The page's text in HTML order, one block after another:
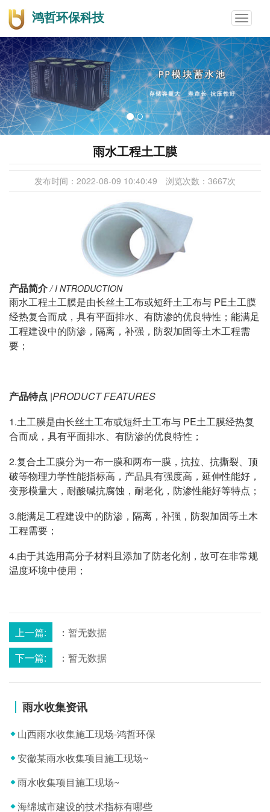
鸿哲环保科技
Toggle
雨水工程土工膜
发布时间： 2022-08-09 10:40:49 浏览次数： 3667次
产品简介 / I NTRODUCTION
雨水工程土工膜是由长丝土工布或短纤土工布与 PE土工膜
经热复合而成，具有平面排水、有防渗的优良特性；能满足
工程建设中的防渗，隔离，补强，防裂加固等土木工程需
要；
产品特点 |PRODUCT FEATURES
1.土工膜是由长丝土工布或短纤土工布与 PE土工膜经热复
合而成，具有平面排水、有防渗的优良特性；
2.复合土工膜分为一布一膜和两布一膜，抗拉、抗撕裂、顶
破等物理力学性能指标高，产品具有强度高，延伸性能好，
变形模量大，耐酸碱抗腐蚀，耐老化，防渗性能好等特点；
3.能满足工程建设中的防渗，隔离，补强，防裂加固等土木
工程需要；
4.由于其选用高分子材料且添加了防老化剂，故可在非常规
温度环境中使用；
上一篇: ： 暂无数据
下一篇:
： 暂无数据
雨水收集资讯
山西雨水收集施工现场-鸿哲环保
安徽某雨水收集项目施工现场~
雨水收集项目施工现场~
海绵城市建设的技术指标有哪些